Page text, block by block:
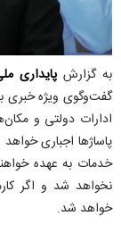
به گزارش پایداری
ادارات دولتی و
پاساژها اجباری
خدمات به عهده
نخواهد شد و اگر
خواهد شد.